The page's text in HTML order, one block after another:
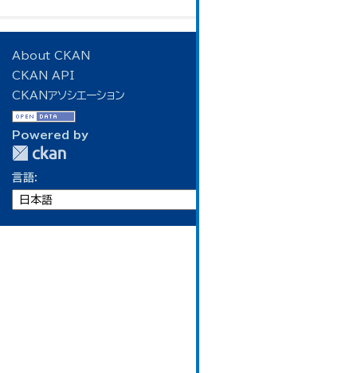
About CKAN
CKAN API
CKANアソシエーション
Powered by
言語